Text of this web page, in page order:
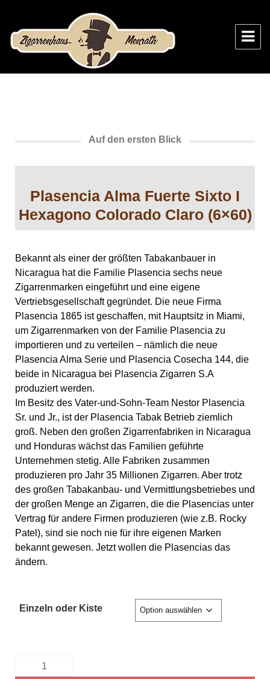
Auf den ersten Blick
Plasencia Alma Fuerte Sixto I
Hexagono Colorado Claro (6×60)
Bekannt als einer der größten Tabakanbauer in
Nicaragua hat die Familie Plasencia sechs neue
Zigarrenmarken eingeführt und eine eigene
Vertriebsgesellschaft gegründet. Die neue Firma
Plasencia 1865 ist geschaffen, mit Hauptsitz in Miami,
um Zigarrenmarken von der Familie Plasencia zu
importieren und zu verteilen – nämlich die neue
Plasencia Alma Serie und Plasencia Cosecha 144, die
beide in Nicaragua bei Plasencia Zigarren S.A
produziert werden.
Im Besitz des Vater-und-Sohn-Team Nestor Plasencia
Sr. und Jr., ist der Plasencia Tabak Betrieb ziemlich
groß. Neben den großen Zigarrenfabriken in Nicaragua
und Honduras wächst das Familien geführte
Unternehmen stetig. Alle Fabriken zusammen
produzieren pro Jahr 35 Millionen Zigarren. Aber trotz
des großen Tabakanbau- und Vermittlungsbetriebes und
der großen Menge an Zigarren, die die Plasencias unter
Vertrag für andere Firmen produzieren (wie z.B. Rocky
Patel), sind sie noch nie für ihre eigenen Marken
bekannt gewesen. Jetzt wollen die Plasencias das
ändern.
Einzeln oder Kiste